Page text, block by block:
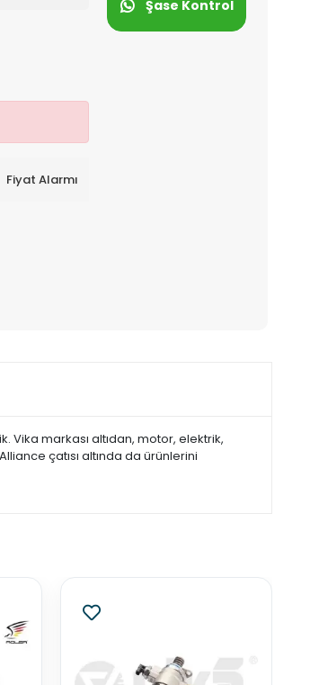
Fiyat Alarmı
Şase Kontrol
Vika markası altıdan, motor, elektrik,
çatısı altında da ürünlerini